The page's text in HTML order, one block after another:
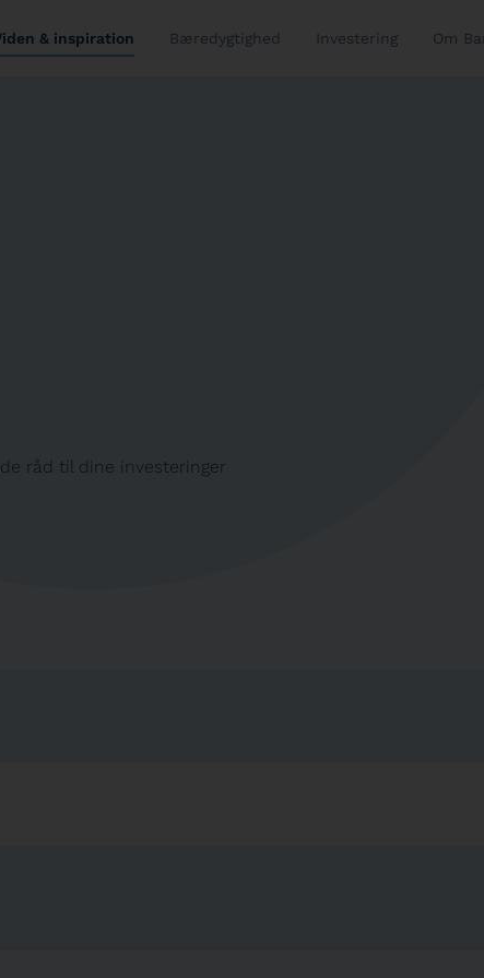
& inspiration Bæredygtighed Investering Om
råd til dine investeringer